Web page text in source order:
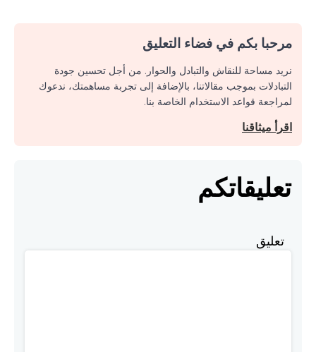
مرحبا بكم في فضاء التعليق
نريد مساحة للنقاش والتبادل والحوار. من أجل تحسين جودة
التبادلات بموجب مقالاتنا، بالإضافة إلى تجربة مساهمتك، ندعوك
لمراجعة قواعد الاستخدام الخاصة بنا.
اقرأ ميثاقنا
تعليقاتكم
تعليق